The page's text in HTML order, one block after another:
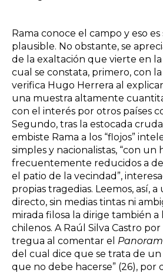
Rama conoce el campo y eso
plausible. No obstante, se
de la exaltación que vierte en la
cual se constata, primero, con
verifica Hugo Herrera al
una muestra altamente
con el interés por otros países
Segundo, tras la estocada
embiste Rama a los “flojos”
simples y nacionalistas, “con
frecuentemente reducidos a
el patio de la vecindad”,
propias tragedias. Leemos, así,
directo, sin medias tintas ni
mirada filosa la dirige también a
chilenos. A Raúl Silva Castro
tregua al comentar el
del cual dice que se trata de
que no debe hacerse” (26), por